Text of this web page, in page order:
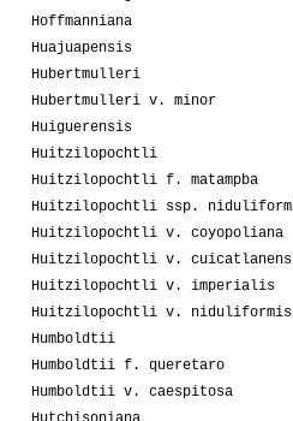
Hoffmanniana
Huajuapensis
Hubertmulleri
Hubertmulleri v. minor
Huiguerensis
Huitzilopochtli
Huitzilopochtli f. matampba
Huitzilopochtli ssp.
Huitzilopochtli v. coyopoliana
Huitzilopochtli v.
Huitzilopochtli v. imperialis
Huitzilopochtli v. niduliformis
Humboldtii
Humboldtii f. queretaro
Humboldtii v. caespitosa